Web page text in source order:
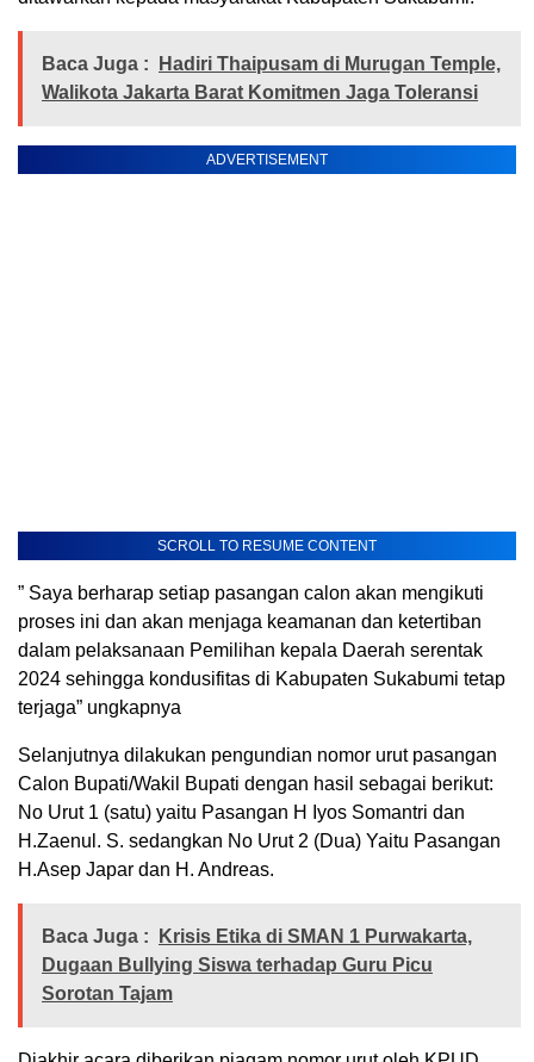
Baca Juga :
Hadiri Thaipusam di Murugan Temple,
Walikota Jakarta Barat Komitmen Jaga Toleransi
ADVERTISEMENT
SCROLL TO RESUME CONTENT
” Saya berharap setiap pasangan calon akan mengikuti
proses ini dan akan menjaga keamanan dan ketertiban
dalam pelaksanaan Pemilihan kepala Daerah serentak
2024 sehingga kondusifitas di Kabupaten Sukabumi tetap
terjaga” ungkapnya
Selanjutnya dilakukan pengundian nomor urut pasangan
Calon Bupati/Wakil Bupati dengan hasil sebagai berikut:
No Urut 1 (satu) yaitu Pasangan H Iyos Somantri dan
H.Zaenul. S. sedangkan No Urut 2 (Dua) Yaitu Pasangan
H.Asep Japar dan H. Andreas.
Baca Juga :
Krisis Etika di SMAN 1 Purwakarta,
Dugaan Bullying Siswa terhadap Guru Picu
Sorotan Tajam